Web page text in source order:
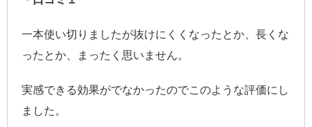
一本使い切りましたが抜けにくくなったとか、長くな
ったとか、まったく思いません。
実感できる効果がでなかったのでこのような評価にし
ました。